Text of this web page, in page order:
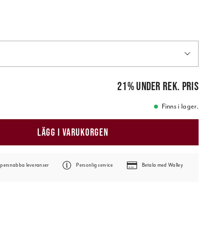
21%under rek. pris
Finns i lager.
LÄGG I VARUKORGEN
leveranser Personlig service Betala med Walley